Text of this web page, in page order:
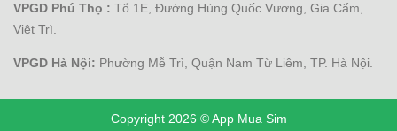
VPGD Phú Thọ : Tổ 1E, Đường Hùng Quốc Vương, Gia Cẩm,
Việt Trì.
VPGD Hà Nội: Phường Mễ Trì, Quận Nam Từ Liêm, TP. Hà Nội.
Copyright 2026 © App Mua Sim